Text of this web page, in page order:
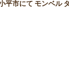
平市にて モンベル